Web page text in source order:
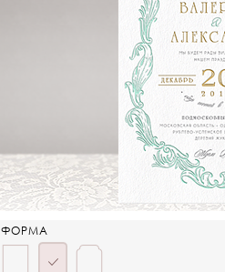
ФОРМА